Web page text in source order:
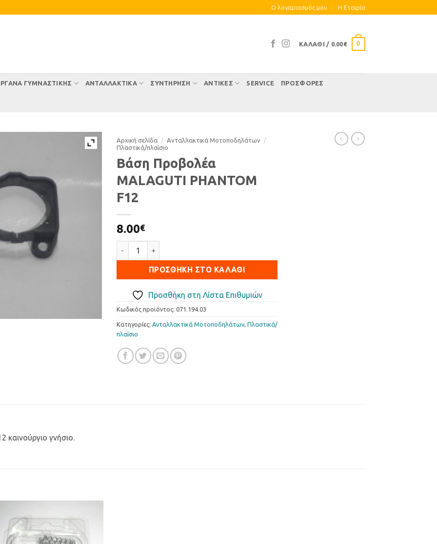
Ο λογαριασμός μου Η Eταιρία
ΚΑΛΆΘΙ / 0.00€ 0
ΓΥΜΝΑΣΤΙΚΗΣ ΑΝΤΑΛΛΑΚΤΙΚΑ ΣΥΝΤΉΡΗΣΗ ΑΝΤΊΚΕΣ SERVICE ΠΡΟΣΦΟΡΕΣ
Αρχική σελίδα / Ανταλλακτικά Μοτοποδηλάτων
/
Πλαστικά/πλαίσιο
Βάση Προβολέα
MALAGUTI PHANTOM
F12
8.00€
ΠΡΟΣΘΉΚΗ ΣΤΟ ΚΑΛΆΘΙ
Προσθήκη στη Λίστα Επιθυμιών
Κωδικός προϊόντος: 071.194.03
Κατηγορίες: Ανταλλακτικά Μοτοποδηλάτων, Πλαστικά/
πλαίσιο
καινούργιο γνήσιο.
Προσθήκη
στη Λίστα
Επιθυμιών